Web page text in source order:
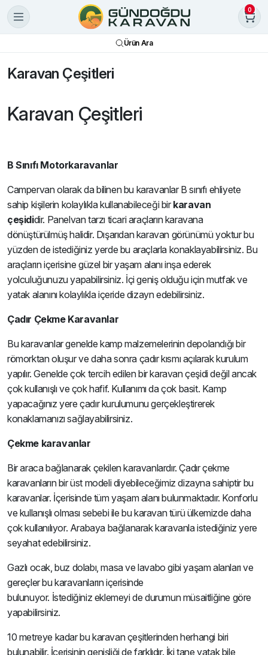
0
Ürün Ara
Karavan Çeşitleri
Karavan Çeşitleri
B Sınıfı Motorkaravanlar
Campervan olarak da bilinen bu karavanlar B sınıfı ehliyete
sahip kişilerin kolaylıkla kullanabileceği bir karavan
çeşididir. Panelvan tarzı ticari araçların karavana
dönüştürülmüş halidir. Dışarıdan karavan görünümü yoktur bu
yüzden de istediğiniz yerde bu araçlarla konaklayabilirsiniz. Bu
araçların içerisine güzel bir yaşam alanı inşa ederek
yolculuğunuzu yapabilirsiniz. İçi geniş olduğu için mutfak ve
yatak alanını kolaylıkla içeride dizayn edebilirsiniz.
Çadır Çekme Karavanlar
Bu karavanlar genelde kamp malzemelerinin depolandığı bir
römorktan oluşur ve daha sonra çadır kısmı açılarak kurulum
yapılır. Genelde çok tercih edilen bir karavan çeşidi değil ancak
çok kullanışlı ve çok hafif. Kullanımı da çok basit. Kamp
yapacağınız yere çadır kurulumunu gerçekleştirerek
konaklamanızı sağlayabilirsiniz.
Çekme karavanlar
Bir araca bağlanarak çekilen karavanlardır. Çadır çekme
karavanların bir üst modeli diyebileceğimiz dizayna sahiptir bu
karavanlar. İçerisinde tüm yaşam alanı bulunmaktadır. Konforlu
ve kullanışlı olması sebebi ile bu karavan türü ülkemizde daha
çok kullanılıyor. Arabaya bağlanarak karavanla istediğiniz yere
seyahat edebilirsiniz.
Gazlı ocak, buz dolabı, masa ve lavabo gibi yaşam alanları ve
gereçler bu karavanların içerisinde
bulunuyor. İstediğiniz eklemeyi de durumun müsaitliğine göre
yapabilirsiniz.
10 metreye kadar bu karavan çeşitlerinden herhangi biri
bulunabilir. İçerisinin genişliği de farklıdır. İki tane yatak bile